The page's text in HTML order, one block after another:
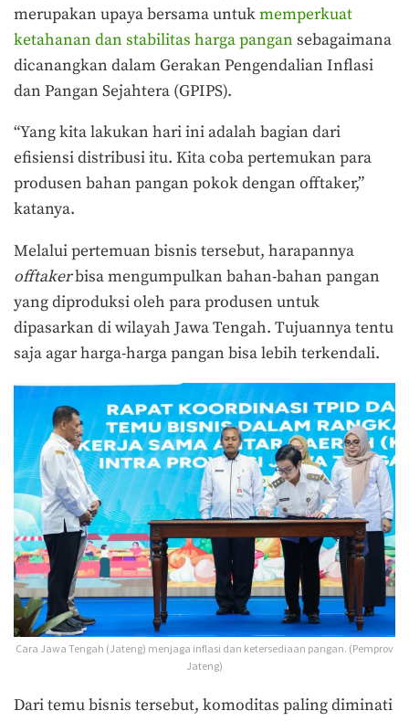
merupakan upaya bersama untukmemperkuat
ketahanan dan stabilitas harga pangan sebagaimana
dicanangkan dalam Gerakan Pengendalian Inflasi
dan Pangan Sejahtera (GPIPS).
“Yang kita lakukan hari ini adalah bagian dari
efisiensi distribusi itu. Kita coba pertemukan para
produsen bahan pangan pokok dengan offtaker,”
katanya.
Melalui pertemuan bisnis tersebut, harapannya
offtakerbisa mengumpulkan bahan-bahan pangan
yang diproduksi oleh para produsen untuk
dipasarkan di wilayah Jawa Tengah. Tujuannya tentu
saja agar harga-harga pangan bisa lebih terkendali.
Cara Jawa Tengah (Jateng) menjaga inflasi dan ketersediaan pangan. (Pemprov
Jateng)
Dari temu bisnis tersebut, komoditas paling diminati